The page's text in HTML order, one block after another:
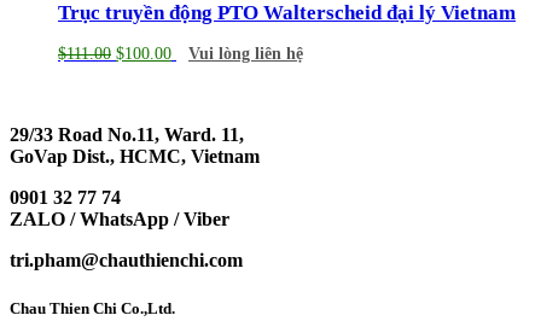
Trục truyền động PTO Walterscheid đại lý Vietnam
$111.00 $100.00 Vui lòng liên hệ
29/33 Road No.11, Ward. 11,
GoVap Dist., HCMC, Vietnam
0901 32 77 74
ZALO / WhatsApp / Viber
tri.pham@chauthienchi.com
Chau Thien Chi Co.,Ltd.